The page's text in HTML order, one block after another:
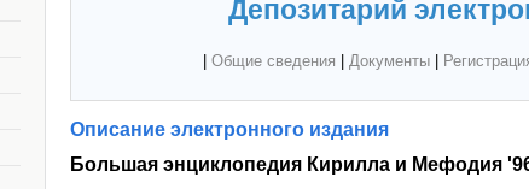
Депозитарий
Общие сведения Документы|
Описание электронного издания
Большая энциклопедия Кирилла и Мефодия